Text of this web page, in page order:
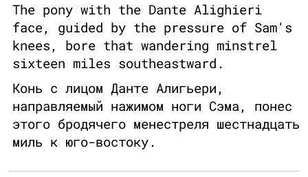
The pony with the Dante Alighieri
face, guided by the pressure of Sam's
knees, bore that wandering minstrel
sixteen miles southeastward.
Конь с лицом Данте Алигьери,
направляемый нажимом ноги Сэма, понес
этого бродячего менестреля шестнадцать
миль к юго-востоку.